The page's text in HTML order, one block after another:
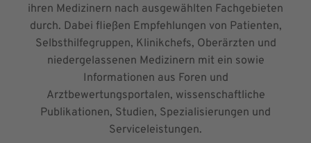
ihren Medizinern nach ausgewählten Fachgebieten
durch. Dabei fließen Empfehlungen von Patienten,
Selbsthilfegruppen, Klinikchefs, Oberärzten und
niedergelassenen Medizinern mit ein sowie
Informationen aus Foren und
Arztbewertungsportalen, wissenschaftliche
Publikationen, Studien, Spezialisierungen und
Serviceleistungen.